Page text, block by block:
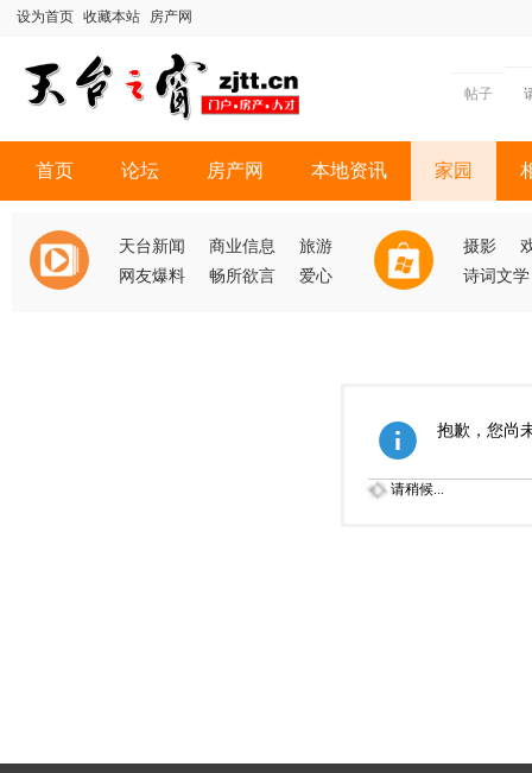
设为首页 收藏本站 房产网
帖子
首页 论坛 房产网 本地资讯 家园
天台新闻 商业信息
旅游
网友爆料
畅所欲言 爱心
摄影
诗词文学
抱歉，您尚
请稍候...